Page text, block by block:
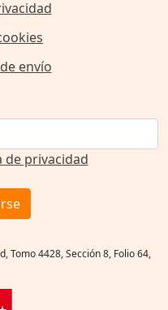
envío
de privacidad
Tomo 4428, Sección 8, Folio 64,